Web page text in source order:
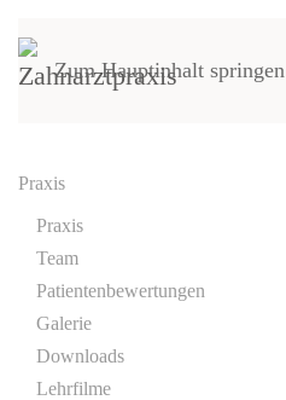
Zum Hauptinhalt springen
Praxis
Praxis
Team
Patientenbewertungen
Galerie
Downloads
Lehrfilme